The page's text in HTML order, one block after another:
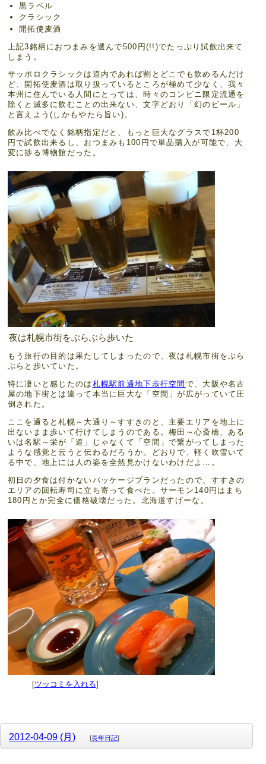
黒ラベル
クラシック
開拓使麦酒
上記3銘柄におつまみを選んで500円(!!)でたっぷり試飲出来て
しまう。
サッポロクラシックは道内であれば割とどこでも飲めるんだけ
ど、開拓使麦酒は取り扱っているところが極めて少なく、我々
本州に住んでいる人間にとっては、時々のコンビニ限定流通を
除くと滅多に飲むことの出来ない、文字どおり「幻のビール」
と言えよう(しかもやたら旨い)。
飲み比べでなく銘柄指定だと、もっと巨大なグラスで1杯200
円で試飲出来るし、おつまみも100円で単品購入が可能で、大
変に捗る博物館だった。
夜は札幌市街をぶらぶら歩いた
もう旅行の目的は果たしてしまったので、夜は札幌市街をぶら
ぶらと歩いていた。
特に凄いと感じたのは 札幌駅前通地下歩行空間 で、大阪や名古
屋の地下街とは違って本当に巨大な「空間」が広がっていて圧
倒された。
ここを通ると札幌～大通り～すすきのと、主要エリアを地上に
出ないまま歩いて行けてしまうのである。梅田～心斎橋、ある
いは名駅～栄が「道」じゃなくて「空間」で繋がってしまった
ような感覚と云うと伝わるだろうか。どおりで、軽く吹雪いて
る中で、地上には人の姿を全然見かけないわけだよ…。
初日の夕食は付かないパッケージプランだったので、すすきの
エリアの回転寿司に立ち寄って食べた。サーモン140円はまち
180円とか完全に価格破壊だった。北海道すげーな。
[ツッコミを入れる]
2012-04-09 (月) [長年日記]